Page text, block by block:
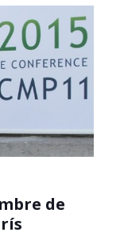
de